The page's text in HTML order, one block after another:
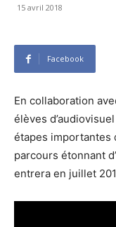
15 avril 2018
Facebook
En collaboration
élèves
étapes importantes
parcours étonnant
entrera en juillet